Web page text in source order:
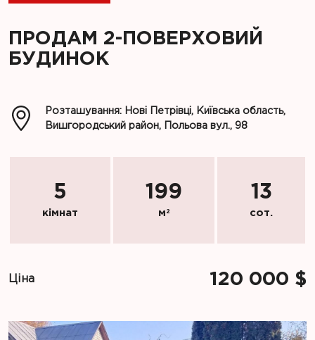
ПРОДАМ 2-ПОВЕРХОВИЙ
БУДИНОК
Розташування: Нові Петрівці, Київська область,
Вишгородський район, Польова вул., 98
5
кімнат
199
м 2
13
сот.
Ціна 120 000 $